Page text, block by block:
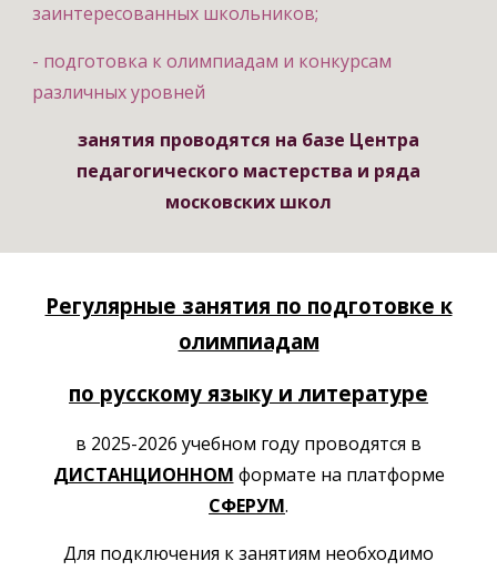
заинтересованных школьников;
- подготовка к олимпиадам и конкурсам
различных уровней
занятия проводятся на базе Центра
педагогического мастерства и ряда
московских школ
Регулярные занятия по подготовке к
олимпиадам
по русскому языку и литературе
в 2025-2026 учебном году проводятся в
ДИСТАНЦИОННОМ формате на платформе
СФЕРУМ.
Для подключения к занятиям необходимо